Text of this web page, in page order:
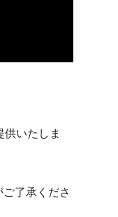
いたしま
了承くださ